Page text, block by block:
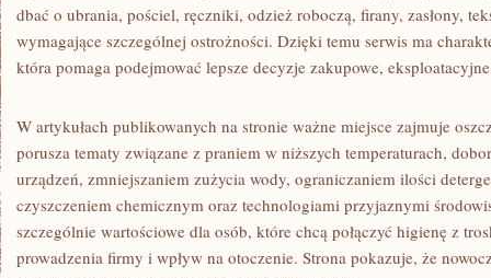
dbać o ubrania, pościel, ręczniki, odzież roboczą, firany, zasłony,
wymagające szczególnej ostrożności. Dzięki temu serwis ma
która pomaga podejmować lepsze decyzje zakupowe,
W artykułach publikowanych na stronie ważne miejsce zajmuje
porusza tematy związane z praniem w niższych temperaturach,
urządzeń, zmniejszaniem zużycia wody, ograniczaniem ilości
czyszczeniem chemicznym oraz technologiami przyjaznymi
szczególnie wartościowe dla osób, które chcą połączyć higienę z
prowadzenia firmy i wpływ na otoczenie. Strona pokazuje, że